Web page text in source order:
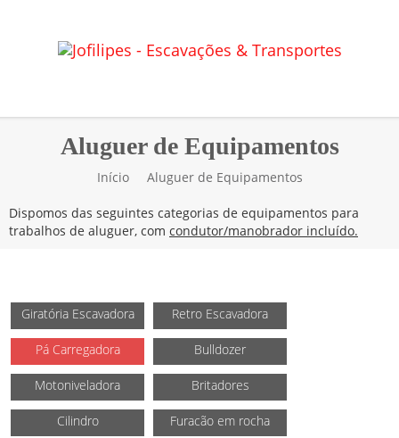
Aluguer de Equipamentos
Início Aluguer de Equipamentos
Dispomos das seguintes categorias de equipamentos para
trabalhos de aluguer, com condutor/manobrador incluído.
Giratória Escavadora Retro Escavadora
Pá Carregadora Bulldozer
Motoniveladora Britadores
Cilindro Furacão em rocha